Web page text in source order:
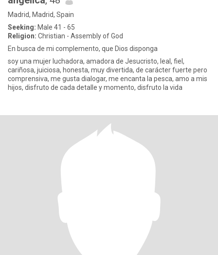
Madrid, Madrid, Spain
Seeking: Male 41 - 65
Religion: Christian - Assembly of God
En busca de mi complemento, que Dios disponga
soy una mujer luchadora, amadora de Jesucristo, leal, fiel,
cariñosa, juiciosa, honesta, muy divertida, de carácter fuerte pero
comprensiva, me gusta dialogar, me encanta la pesca, amo a mis
hijos, disfruto de cada detalle y momento, disfruto la vida